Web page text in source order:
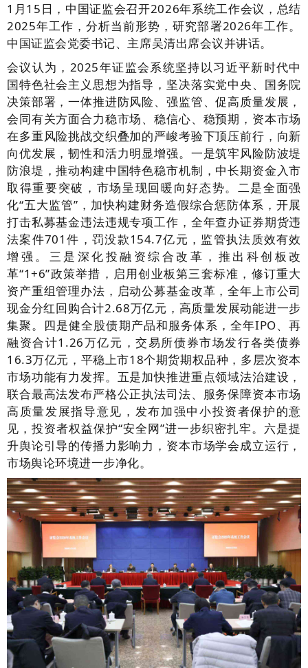
1月15日，中国证监会召开2026年系统工作会议，总结
2025年工作，分析当前形势，研究部署2026年工作。
中国证监会党委书记、主席吴清出席会议并讲话。
会议认为，2025年证监会系统坚持以习近平新时代中
国特色社会主义思想为指导，坚决落实党中央、国务院
决策部署，一体推进防风险、强监管、促高质量发展，
会同有关方面合力稳市场、稳信心、稳预期，资本市场
在多重风险挑战交织叠加的严峻考验下顶压前行，向新
向优发展，韧性和活力明显增强。一是筑牢风险防波堤
防浪堤，推动构建中国特色稳市机制，中长期资金入市
取得重要突破，市场呈现回暖向好态势。二是全面强
化“五大监管”，加快构建财务造假综合惩防体系，开展
打击私募基金违法违规专项工作，全年查办证券期货违
法案件701件，罚没款154.7亿元，监管执法质效有效
增强。三是深化投融资综合改革，推出科创板改
革“1+6”政策举措，启用创业板第三套标准，修订重大
资产重组管理办法，启动公募基金改革，全年上市公司
现金分红回购合计2.68万亿元，高质量发展动能进一步
集聚。四是健全股债期产品和服务体系，全年IPO、再
融资合计1.26万亿元，交易所债券市场发行各类债券
16.3万亿元，平稳上市18个期货期权品种，多层次资本
市场功能有力发挥。五是加快推进重点领域法治建设，
联合最高法发布严格公正执法司法、服务保障资本市场
高质量发展指导意见，发布加强中小投资者保护的意
见，投资者权益保护“安全网”进一步织密扎牢。六是提
升舆论引导的传播力影响力，资本市场学会成立运行，
市场舆论环境进一步净化。